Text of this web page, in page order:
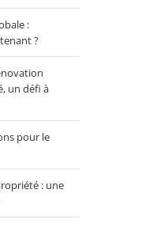
:
?
un défi à
pour le
: une